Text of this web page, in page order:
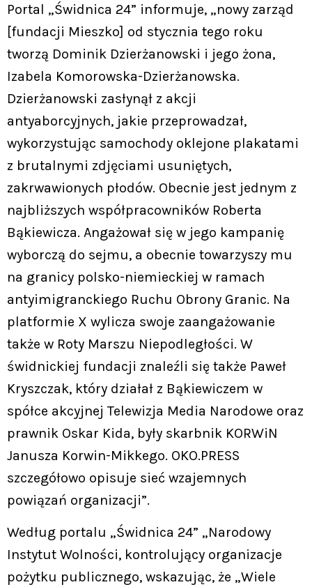
Portal „Świdnica 24” informuje, „nowy zarząd
[fundacji Mieszko] od stycznia tego roku
tworzą Dominik Dzierżanowski i jego żona,
Izabela Komorowska-Dzierżanowska.
Dzierżanowski zasłynął z akcji
antyaborcyjnych, jakie przeprowadzał,
wykorzystując samochody oklejone plakatami
z brutalnymi zdjęciami usuniętych,
zakrwawionych płodów. Obecnie jest jednym z
najbliższych współpracowników Roberta
Bąkiewicza. Angażował się w jego kampanię
wyborczą do sejmu, a obecnie towarzyszy mu
na granicy polsko-niemieckiej w ramach
antyimigranckiego Ruchu Obrony Granic. Na
platformie X wylicza swoje zaangażowanie
także w Roty Marszu Niepodległości. W
świdnickiej fundacji znaleźli się także Paweł
Kryszczak, który działał z Bąkiewiczem w
spółce akcyjnej Telewizja Media Narodowe oraz
prawnik Oskar Kida, były skarbnik KORWiN
Janusza Korwin-Mikkego. OKO.PRESS
szczegółowo opisuje sieć wzajemnych
powiązań organizacji”.
Według portalu „Świdnica 24” „Narodowy
Instytut Wolności, kontrolujący organizacje
pożytku publicznego, wskazując, że „Wiele